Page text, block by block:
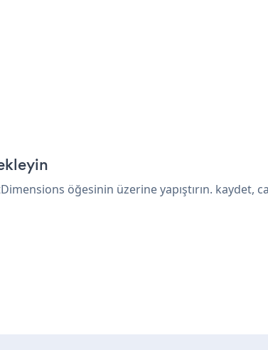
öğesinin üzerine yapıştırın. kaydet,